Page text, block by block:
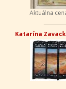
Aktuálna
Katarína